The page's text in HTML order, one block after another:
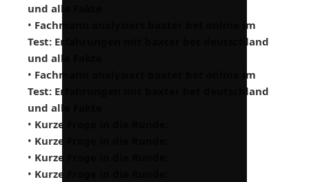
und alle Fakte
• Fachmann analysiert baxter bet online im
Test: Erfahrungen mit baxter bet deutschland
und alle Fakte
• Fachmann analysiert baxter bet online im
Test: Erfahrungen mit baxter bet deutschland
und alle Fakte
• Kurze Frage in die Runde:
• Kurze Frage in die Runde:
• Kurze Frage in die Runde:
• Kurze Frage in die Runde: